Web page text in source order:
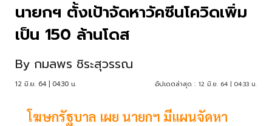
นายกฯ ตั้งเป้าจัดหาวัคซีนโควิดเพิ่ม
เป็น 150 ล้านโดส
By กมลพร ชิระสุวรรณ
12 มิ.ย. 64 | 04:30 น. อัปเดตล่าสุด : 12 มิ.ย. 64 | 04:33 น.
โฆษกรัฐบาล เผย นายกฯ มีแผนจัดหา